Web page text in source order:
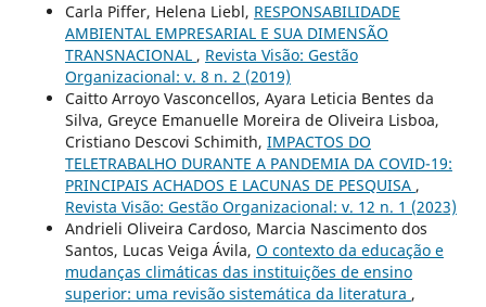
Carla Piffer, Helena Liebl, RESPONSABILIDADE
AMBIENTAL EMPRESARIAL E SUA DIMENSÃO
TRANSNACIONAL , Revista Visão: Gestão
Organizacional: v. 8 n. 2 (2019)
Caitto Arroyo Vasconcellos, Ayara Leticia Bentes da
Silva, Greyce Emanuelle Moreira de Oliveira Lisboa,
Cristiano Descovi Schimith, IMPACTOS DO
TELETRABALHO DURANTE A PANDEMIA DA COVID-19:
PRINCIPAIS ACHADOS E LACUNAS DE PESQUISA ,
Revista Visão: Gestão Organizacional: v. 12 n. 1 (2023)
Andrieli Oliveira Cardoso, Marcia Nascimento dos
Santos, Lucas Veiga Ávila, O contexto da educação e
mudanças climáticas das instituições de ensino
superior: uma revisão sistemática da literatura ,